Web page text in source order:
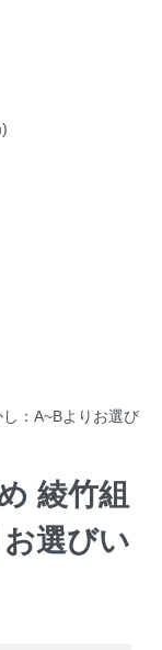
：A~Bよりお選び
綾竹組
選びい